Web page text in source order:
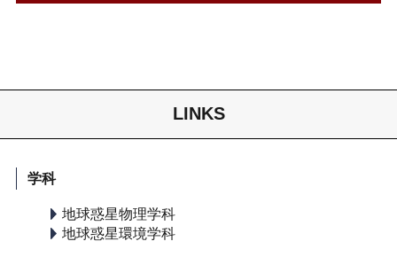
LINKS
学科
地球惑星物理学科
地球惑星環境学科